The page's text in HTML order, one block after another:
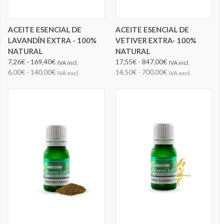
ACEITE ESENCIAL DE
LAVANDÍN EXTRA - 100%
NATURAL
7,26€ - 169,40€ IVA incl.
6,00€ - 140,00€ IVA excl.
ACEITE ESENCIAL DE
VETIVER EXTRA- 100%
NATURAL
17,55€ - 847,00€ IVA incl.
14,50€ - 700,00€ IVA excl.